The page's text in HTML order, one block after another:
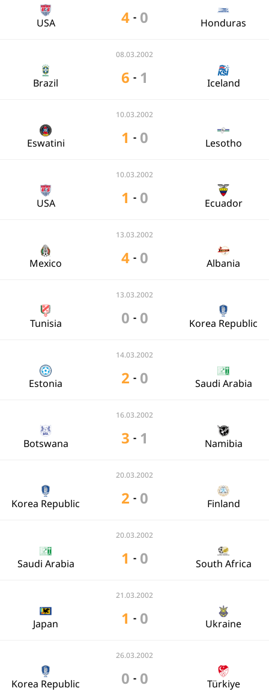
USA 4 - 0 Honduras
08.03.2002
Brazil 6 - 1 Iceland
10.03.2002
Eswatini 1 - 0 Lesotho
10.03.2002
USA 1 - 0 Ecuador
13.03.2002
Mexico 4 - 0 Albania
13.03.2002
Tunisia 0 - 0 Korea Republic
14.03.2002
Estonia 2 - 0 Saudi Arabia
16.03.2002
Botswana 3 - 1 Namibia
20.03.2002
Korea Republic 2 - 0 Finland
20.03.2002
Saudi Arabia 1 - 0 South Africa
21.03.2002
Japan 1 - 0 Ukraine
26.03.2002
Korea Republic 0 - 0 Türkiye